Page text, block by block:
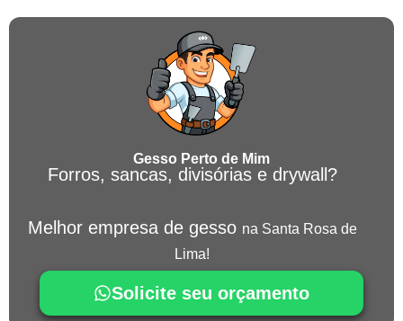
Gesso Perto de Mim
Forros, sancas, divisórias e drywall?
Melhor empresa de gesso na Santa Rosa de
Lima!
Solicite seu orçamento